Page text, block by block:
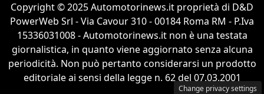
Copyright © 2025 Automotorinews.it proprietà di D&D
PowerWeb Srl - Via Cavour 310 - 00184 Roma RM - P.Iva
15336031008 - Automotorinews.it non è una testata
giornalistica, in quanto viene aggiornato senza alcuna
periodicità. Non può pertanto considerarsi un prodotto
editoriale ai sensi della legge n. 62 del 07.03.2001
Change privacy settings